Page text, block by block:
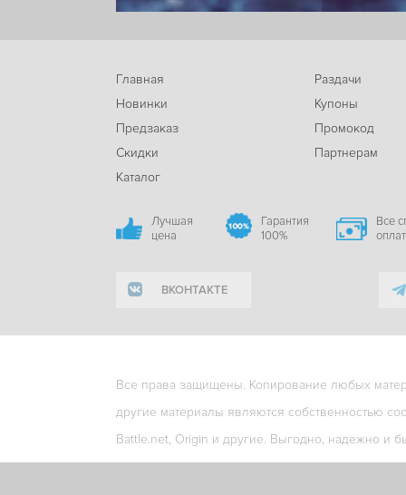
Главная
Новинки
Предзаказ
Скидки
Каталог
Раздачи
Купоны
Промокод
Партнерам
Лучшая
цена
Гарантия
100%
Все
ВКОНТАКТЕ
Все права защищены. Копирование любых
другие материалы являются собственностью
Battle.net, Origin и другие. Выгодно, надежно и